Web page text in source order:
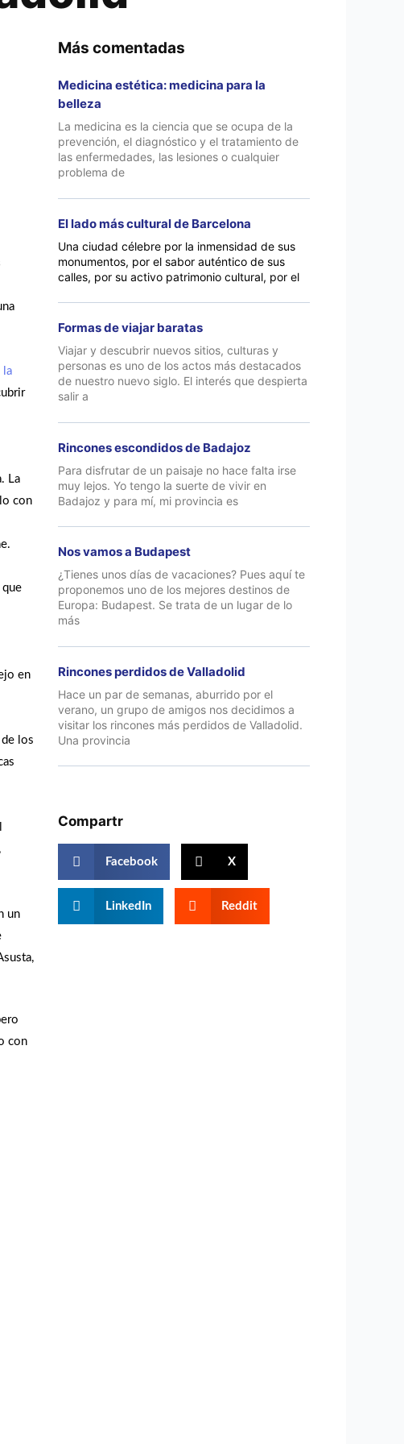
la
La
con
que
en
los
un
con
Más comentadas
Medicina estética: medicina para la
belleza
La medicina es la ciencia que se ocupa de la
prevención, el diagnóstico y el tratamiento de
las enfermedades, las lesiones o cualquier
problema de
El lado más cultural de Barcelona
Una ciudad célebre por la inmensidad de sus
monumentos, por el sabor auténtico de sus
calles, por su activo patrimonio cultural, por el
Formas de viajar baratas
Viajar y descubrir nuevos sitios, culturas y
personas es uno de los actos más destacados
de nuestro nuevo siglo. El interés que despierta
salir a
Rincones escondidos de Badajoz
Para disfrutar de un paisaje no hace falta irse
muy lejos. Yo tengo la suerte de vivir en
Badajoz y para mí, mi provincia es
Nos vamos a Budapest
¿Tienes unos días de vacaciones? Pues aquí te
proponemos uno de los mejores destinos de
Europa: Budapest. Se trata de un lugar de lo
más
Rincones perdidos de Valladolid
Hace un par de semanas, aburrido por el
verano, un grupo de amigos nos decidimos a
visitar los rincones más perdidos de Valladolid.
Una provincia
Compartr
Facebook X
LinkedIn Reddit